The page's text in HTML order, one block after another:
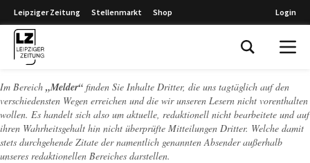
Leipziger Zeitung Stellenmarkt Shop Login
Im Bereich „Melder“ finden Sie Inhalte Dritter, die uns tagtäglich auf den
verschiedensten Wegen erreichen und die wir unseren Lesern nicht vorenthalten
wollen. Es handelt sich also um aktuelle, redaktionell nicht bearbeitete und auf
ihren Wahrheitsgehalt hin nicht überprüfte Mitteilungen Dritter. Welche damit
stets durchgehende Zitate der namentlich genannten Absender außerhalb
unseres redaktionellen Bereiches darstellen.